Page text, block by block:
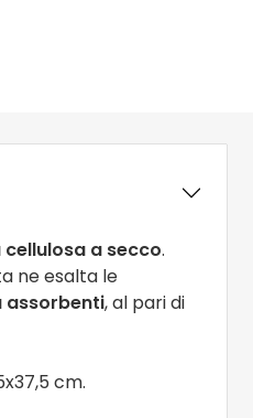
cellulosa a secco.
ne esalta le
assorbenti, al pari di
cm.